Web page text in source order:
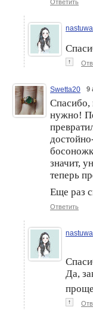
Ответить
nastuwa
↑
Swetta20 9
Спасибо,
нужно!
значит,
теперь
Еще раз
Ответить
nastuwa
Да,
проще
↑